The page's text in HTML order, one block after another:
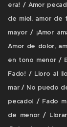
era! / Amor
de miel, amor de
mayor / ¡Amor
Amor de dolor,
en tono menor /
Fado! / Lloro al
mar / No puedo
pecado! / Fado
de menor /